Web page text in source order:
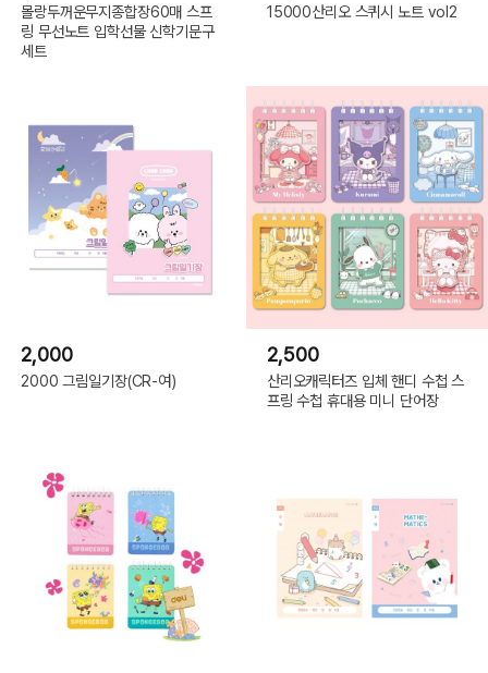
몰랑두꺼운무지종합장60매 스프
링 무선노트 입학선물 신학기문구
세트
15000산리오 스퀴시 노트 vol2
2,000
2000 그림일기장(CR-여)
2,500
산리오캐릭터즈 입체 핸디 수첩 스
프링 수첩 휴대용 미니 단어장